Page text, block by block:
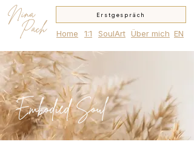
Home Über mich
Nina
Pach
Erstgespräch
1:1 SoulArt EN
Embodied Soul